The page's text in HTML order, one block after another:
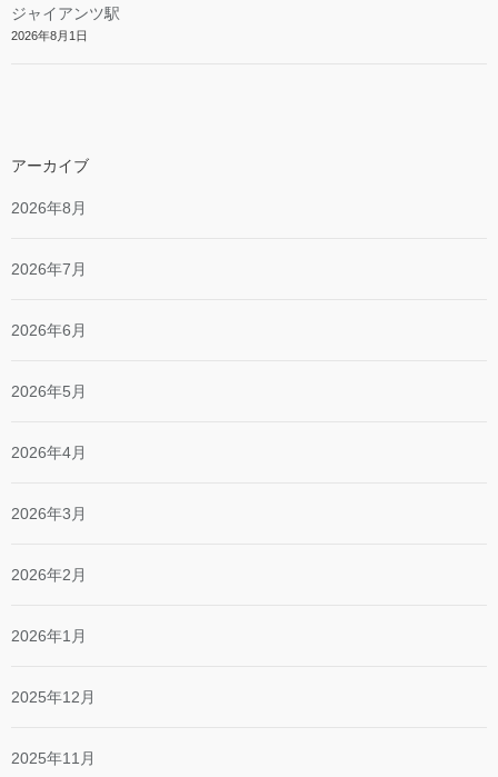
ジャイアンツ駅
2026年8月1日
アーカイブ
2026年8月
2026年7月
2026年6月
2026年5月
2026年4月
2026年3月
2026年2月
2026年1月
2025年12月
2025年11月